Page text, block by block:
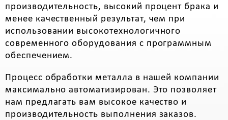
производительность, высокий процент брака и
менее качественный результат, чем при
использовании высокотехнологичного
современного оборудования с программным
обеспечением.
Процесс обработки металла в нашей компании
максимально автоматизирован. Это позволяет
нам предлагать вам высокое качество и
производительность выполнения заказов.